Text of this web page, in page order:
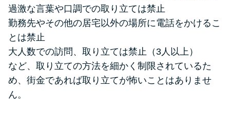
過激な言葉や口調での取り立ては禁止
勤務先やその他の居宅以外の場所に電話をかけるこ
とは禁止
大人数での訪問、取り立ては禁止（3人以上）
など、取り立ての方法を細かく制限されているた
め、街金であれば取り立てが怖いことはありませ
ん。